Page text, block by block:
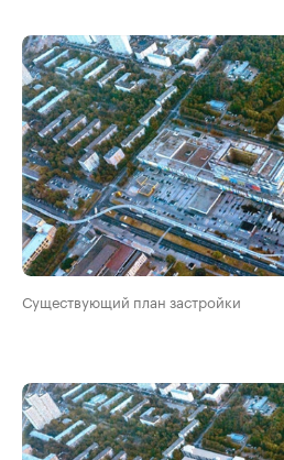
00:00 / 00:00
Существующий план застройки